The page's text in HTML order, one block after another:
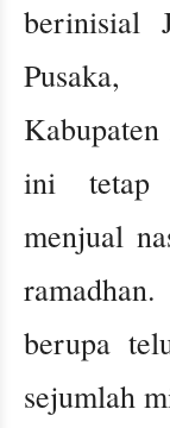
berinisial
Pusaka,
ini tetap
menjual
berupa
sejumlah